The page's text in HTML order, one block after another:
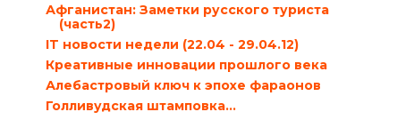
Афганистан: Заметки русского туриста
(часть2)
IT новости недели (22.04 - 29.04.12)
Креативные инновации прошлого века
Алебастровый ключ к эпохе фараонов
Голливудская штамповка…